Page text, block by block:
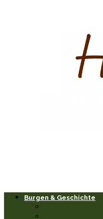
Burgen & Geschichte